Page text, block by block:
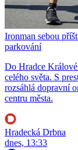
Ironman sebou
parkování
Do Hradce
celého světa. S
rozsáhlá dopravní
centru města.
Hradecká Drbna
dnes, 13:33